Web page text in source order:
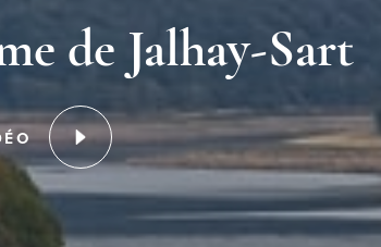
de Jalhay-Sart